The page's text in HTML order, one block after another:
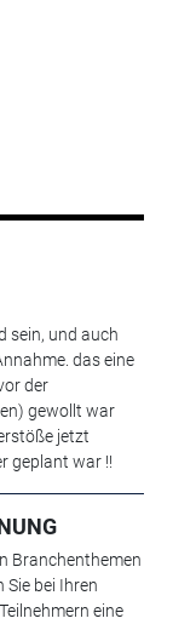
sein, und auch
das eine
der
gewollt war
jetzt
geplant war !!
Branchenthemen
bei Ihren
eine